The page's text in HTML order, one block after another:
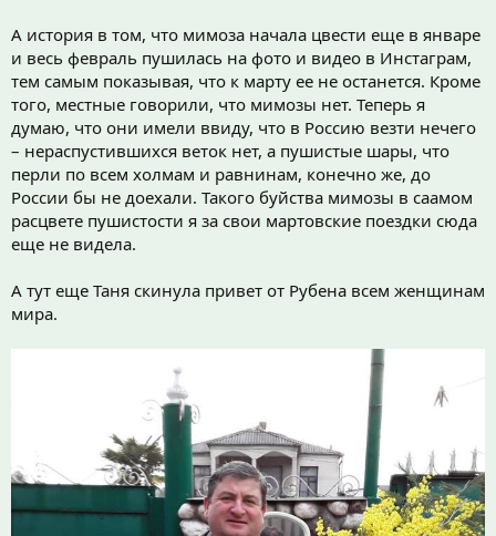
А история в том, что мимоза начала цвести еще в январе
и весь февраль пушилась на фото и видео в Инстаграм,
тем самым показывая, что к марту ее не останется. Кроме
того, местные говорили, что мимозы нет. Теперь я
думаю, что они имели ввиду, что в Россию везти нечего
– нераспустившихся веток нет, а пушистые шары, что
перли по всем холмам и равнинам, конечно же, до
России бы не доехали. Такого буйства мимозы в саамом
расцвете пушистости я за свои мартовские поездки сюда
еще не видела.
А тут еще Таня скинула привет от Рубена всем женщинам
мира.